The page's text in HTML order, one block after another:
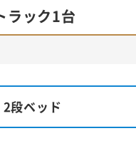
ラック1台
2段ベッド